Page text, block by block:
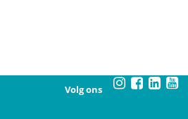
Volg ons